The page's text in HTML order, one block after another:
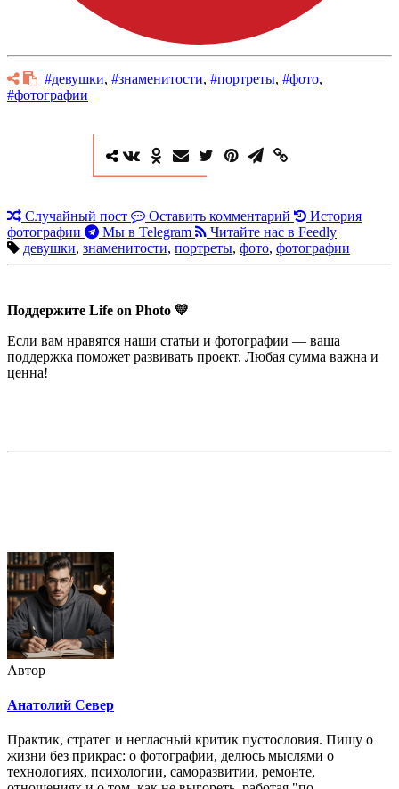
#девушки, #знаменитости, #портреты, #фото,
#фотографии
Случайный пост Оставить комментарий
История
фотографии
Мы в Telegram
Читайте нас в Feedly
девушки, знаменитости, портреты, фото, фотографии
Поддержите Life on Photo 💛
Если вам нравятся наши статьи и фотографии — ваша
поддержка поможет развивать проект. Любая сумма важна и
ценна!
Автор
Анатолий Север
Практик, стратег и негласный критик пустословия. Пишу о
жизни без прикрас: о фотографии, делюсь мыслями о
технологиях, психологии, саморазвитии, ремонте,